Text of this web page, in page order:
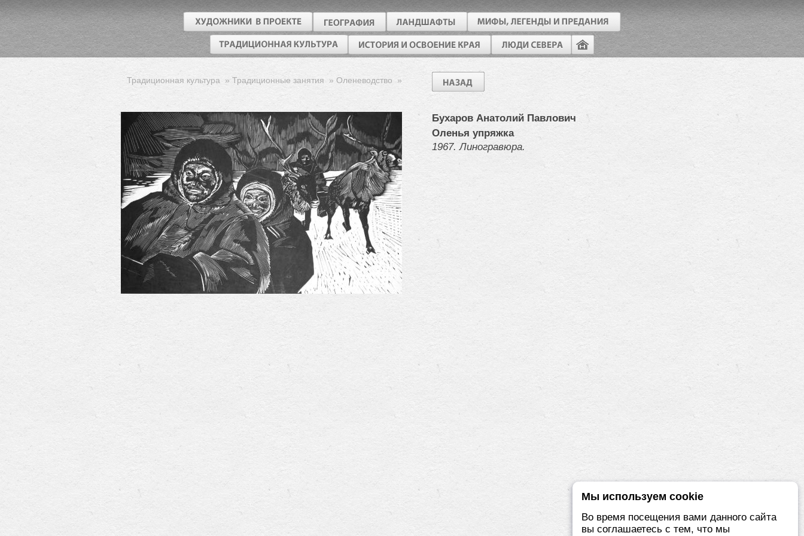
Традиционная культура » Традиционные занятия » Оленеводство »
Бухаров Анатолий Павлович
Оленья упряжка
1967. Линогравюра.
Мы используем cookie
Во время посещения вами данного сайта
вы соглашаетесь с тем, что мы